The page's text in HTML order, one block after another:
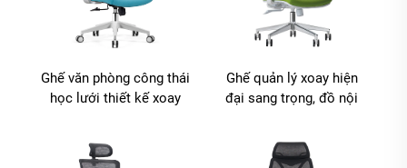
Ghế văn phòng công thái
học lưới thiết kế xoay
viên bằng nhựa
Ghế quản lý xoay hiện
đại sang trọng, đồ nội
buôn, ghế lưới công thái
học điều chỉnh chiều